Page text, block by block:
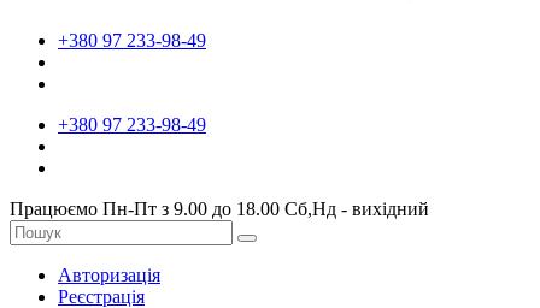
+380 97 233-98-49
+380 97 233-98-49
Працюємо Пн-Пт з 9.00 до 18.00 Сб,Нд - вихідний
Авторизація
Реєстрація